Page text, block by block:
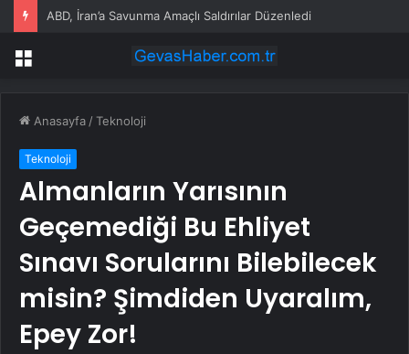
ABD, İran’a Savunma Amaçlı Saldırılar Düzenledi
Menü
Anasayfa /Teknoloji
Teknoloji
Almanların Yarısının
Geçemediği Bu Ehliyet
Sınavı Sorularını Bilebilecek
misin? Şimdiden Uyaralım,
Epey Zor!